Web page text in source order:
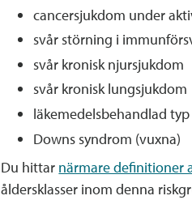
cancersjukdom under
svår störning i
svår kronisk njursjukdom
svår kronisk lungsjukdom
läkemedelsbehandlad
Downs syndrom (vuxna)
Du hittar närmare definitioner
åldersklasser inom denna